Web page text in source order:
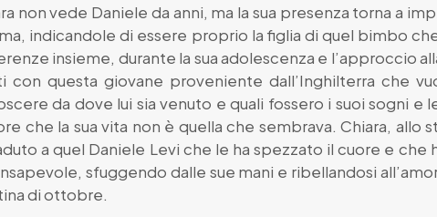
non vede Daniele da anni, ma la sua presenza torna a
indicandole di essere proprio la figlia di quel bimbo
insieme, durante la sua adolescenza e l’approccio
con questa giovane proveniente dall’Inghilterra che
da dove lui sia venuto e quali fossero i suoi sogni
che la sua vita non è quella che sembrava. Chiara,
a quel Daniele Levi che le ha spezzato il cuore e
sfuggendo dalle sue mani e ribellandosi
di ottobre.